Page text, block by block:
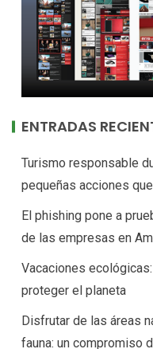
ENTRADAS
Turismo responsable
pequeñas acciones
El phishing pone a
de las empresas en
Vacaciones
proteger el planeta
Disfrutar de las áreas
fauna: un compromiso